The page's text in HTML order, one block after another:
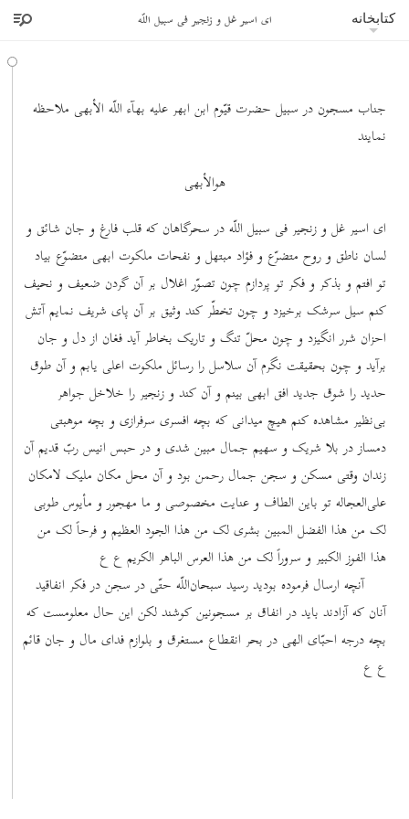
کتابخانه ای اسیر غل و زنجیر فی سبیل اللّه
جناب مسجون در سبیل حضرت قیّوم ابن ابهر علیه بهآء اللّه الأبهی ملاحظه
نمایند
هوالأبهی
ای اسیر غل و زنجیر فی سبیل اللّه در سحرگاهان که قلب فارغ و جان شائق و
لسان ناطق و روح متضرّع و فؤاد مبتهل و نفحات ملکوت ابهی متضوّع بیاد
تو افتم و بذکر و فکر تو پردازم چون تصوّر اغلال بر آن گردن ضعیف و نحیف
کنم سیل سرشک برخیزد و چون تخطّر کند وثیق بر آن پای شریف نمایم آتش
احزان شرر انگیزد و چون محلّ تنگ و تاریک بخاطر آید فغان از دل و جان
برآید و چون بحقیقت نگرم آن سلاسل را رسائل ملکوت اعلی یابم و آن طوق
حدید را شوق جدید افق ابهی بینم و آن کند و زنجیر را خلاخل جواهر
بی‌نظیر مشاهده کنم هیچ میدانی که بچه افسری سرفرازی و بچه موهبتی
دمساز در بلا شریک و سهیم جمال مبین شدی و در حبس انیس ربّ قدیم آن
زندان وقتی مسکن و سجن جمال رحمن بود و آن محل مکان ملیک لامکان
علی‌العجاله تو باین الطاف و عنایت مخصوصی و ما مهجور و مأیوس طوبی
لک من هذا الفضل المبین بشری لک من هذا الجود العظیم و فرحاً لک من
هذا الفوز الکبیر و سروراً لک من هذا العرس الباهر الکریم ع ع
آنچه ارسال فرموده بودید رسید سبحان‌اللّه حتّی در سجن در فکر انفاقید
آنان که آزادند باید در انفاق بر مسجونین کوشند لکن این حال معلومست که
بچه درجه احبّای الهی در بحر انقطاع مستغرق و بلوازم فدای مال و جان قائم
ع ‌ع